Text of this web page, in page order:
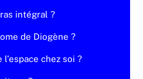
intégral ?
de Diogène ?
chez soi ?